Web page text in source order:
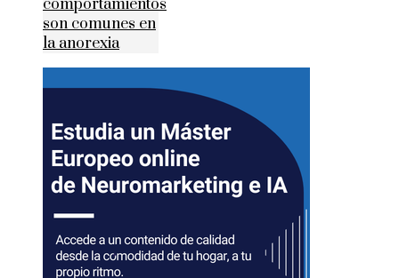
comportamientos
son comunes en
la anorexia